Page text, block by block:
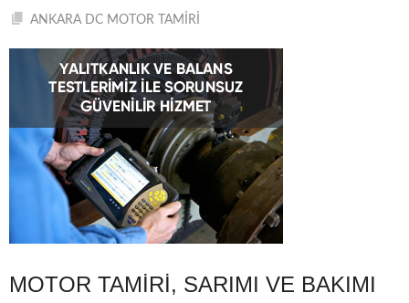
ANKARA DC MOTOR TAMİRİ
MOTOR TAMIRI, SARIMI VE BAKIMI